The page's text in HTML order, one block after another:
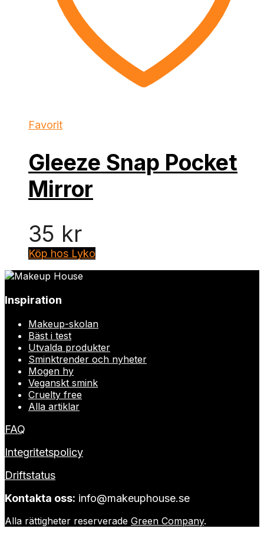
Favorit
Gleeze Snap Pocket
Mirror
35 kr
Köp hos Lyko
Inspiration
Makeup-skolan
Bäst i test
Utvalda produkter
Sminktrender och nyheter
Mogen hy
Veganskt smink
Cruelty free
Alla artiklar
FAQ
Integritetspolicy
Driftstatus
Kontakta oss: info@makeuphouse.se
Alla rättigheter reserverade Green Company.